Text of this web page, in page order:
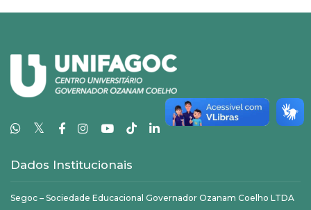
𝕏
Dados Institucionais
Segoc – Sociedade Educacional Governador Ozanam Coelho LTDA